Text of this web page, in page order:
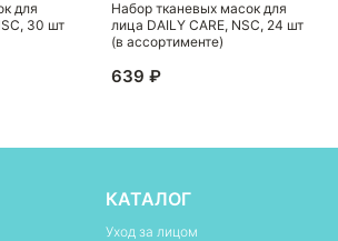
для
30 шт
Набор тканевых масок для
лица DAILY CARE, NSC, 24 шт
(в ассортименте)
639 ₽
КАТАЛОГ
Уход за лицом